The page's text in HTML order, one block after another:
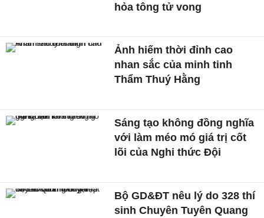
hỏa tông tử vong
Ảnh hiếm thời đỉnh cao
nhan sắc của minh tinh
Thẩm Thuý Hằng
Sáng tạo không đồng nghĩa
với làm méo mó giá trị cốt
lõi của Nghi thức Đội
Bộ GD&ĐT nêu lý do 328 thí
sinh Chuyên Tuyên Quang